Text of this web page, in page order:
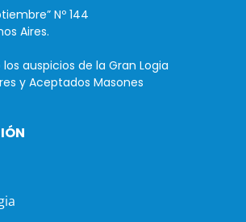
Nº 144
Aires.
auspicios de la Gran Logia
y Aceptados Masones